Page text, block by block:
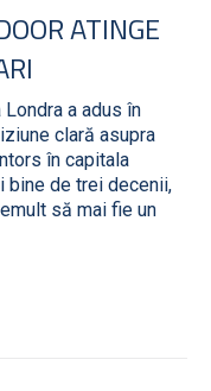
ATINGE
a adus în
clară asupra
în capitala
bine de trei decenii,
să mai fie un